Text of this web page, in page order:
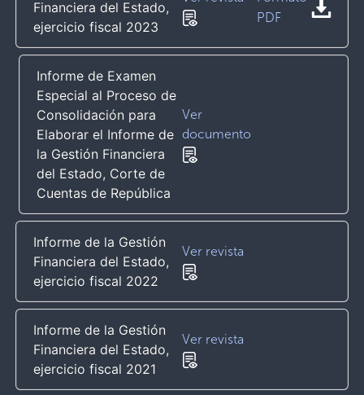
Financiera del Estado,
ejercicio fiscal 2023
PDF
Informe de Examen
Especial al Proceso de
Consolidación para
Elaborar el Informe de
la Gestión Financiera
del Estado, Corte de
Cuentas de República
Ver
documento
Informe de la Gestión
Financiera del Estado,
ejercicio fiscal 2022
Ver revista
Informe de la Gestión
Financiera del Estado,
ejercicio fiscal 2021
Ver revista